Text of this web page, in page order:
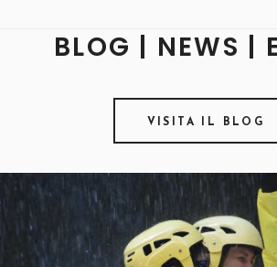
BLOG | NEWS |
VISITA IL BLOG